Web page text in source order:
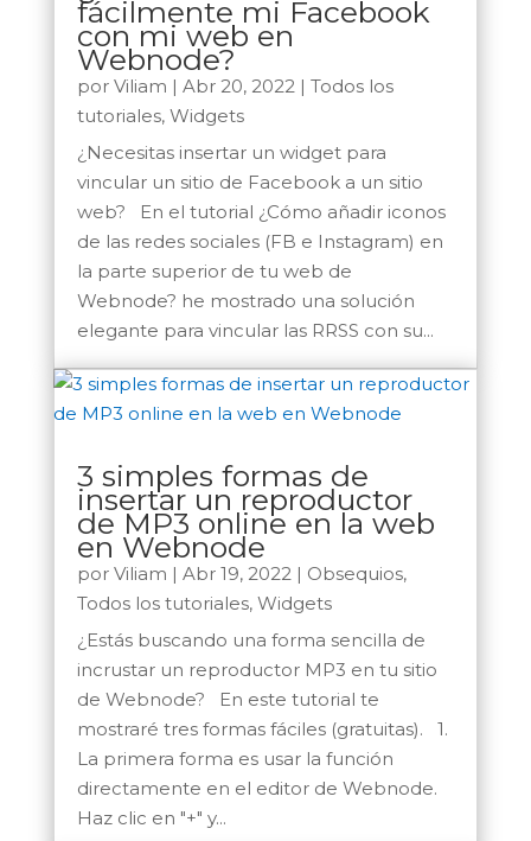
fácilmente mi Facebook
con mi web en
Webnode?
por Viliam | Abr 20, 2022| Todos los
tutoriales, Widgets
¿Necesitas insertar un widget para
vincular un sitio de Facebook a un sitio
web? En el tutorial ¿Cómo añadir iconos
de las redes sociales (FB e Instagram) en
la parte superior de tu web de
Webnode? he mostrado una solución
elegante para vincular las RRSS con su...
3 simples formas de
insertar un reproductor
de MP3 online en la web
en Webnode
por Viliam | Abr 19, 2022| Obsequios,
Todos los tutoriales, Widgets
¿Estás buscando una forma sencilla de
incrustar un reproductor MP3 en tu sitio
de Webnode? En este tutorial te
mostraré tres formas fáciles (gratuitas). 1.
La primera forma es usar la función
directamente en el editor de Webnode.
Haz clic en "+" y...